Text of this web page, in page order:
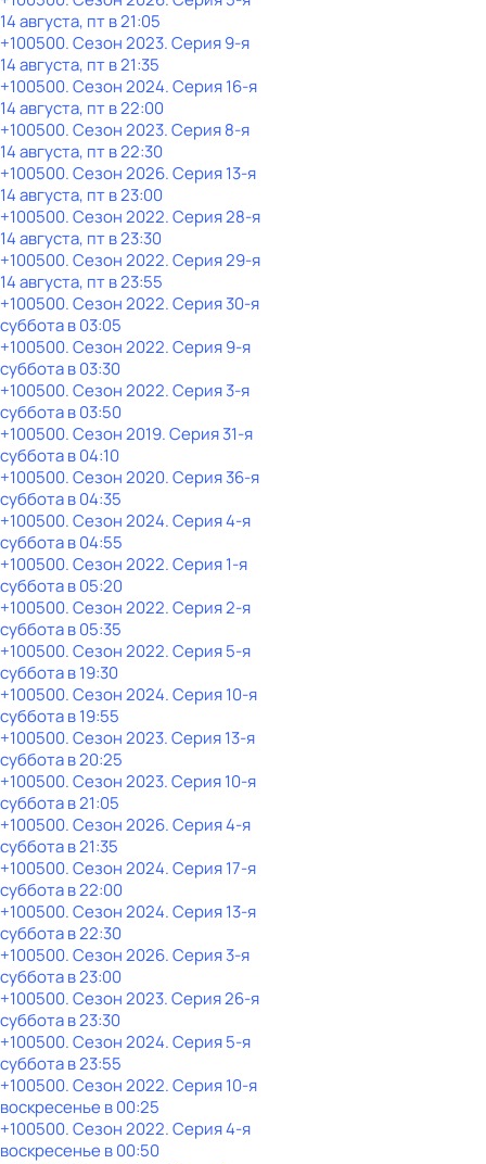
14 августа, пт в 21:05
+100500. Сезон 2023. Серия 9-я
14 августа, пт в 21:35
+100500. Сезон 2024. Серия 16-я
14 августа, пт в 22:00
+100500. Сезон 2023. Серия 8-я
14 августа, пт в 22:30
+100500. Сезон 2026. Серия 13-я
14 августа, пт в 23:00
+100500. Сезон 2022. Серия 28-я
14 августа, пт в 23:30
+100500. Сезон 2022. Серия 29-я
14 августа, пт в 23:55
+100500. Сезон 2022. Серия 30-я
субботав03:05
+100500. Сезон 2022. Серия 9-я
субботав03:30
+100500. Сезон 2022. Серия 3-я
субботав03:50
+100500. Сезон 2019. Серия 31-я
субботав04:10
+100500. Сезон 2020. Серия 36-я
субботав04:35
+100500. Сезон 2024. Серия 4-я
субботав04:55
+100500. Сезон 2022. Серия 1-я
субботав05:20
+100500. Сезон 2022. Серия 2-я
субботав05:35
+100500. Сезон 2022. Серия 5-я
субботав19:30
+100500. Сезон 2024. Серия 10-я
субботав19:55
+100500. Сезон 2023. Серия 13-я
субботав20:25
+100500. Сезон 2023. Серия 10-я
субботав21:05
+100500. Сезон 2026. Серия 4-я
субботав21:35
+100500. Сезон 2024. Серия 17-я
субботав22:00
+100500. Сезон 2024. Серия 13-я
субботав22:30
+100500. Сезон 2026. Серия 3-я
субботав23:00
+100500. Сезон 2023. Серия 26-я
субботав23:30
+100500. Сезон 2024. Серия 5-я
субботав23:55
+100500. Сезон 2022. Серия 10-я
воскресенье в00:25
+100500. Сезон 2022. Серия 4-я
воскресенье в00:50